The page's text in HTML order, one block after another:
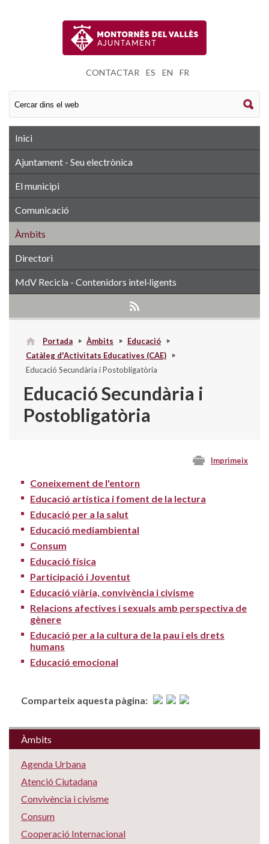
CONTACTAR ES EN FR
Inici
Ajuntament - Seu electrònica
El municipi
Comunicació
Àmbits
Directori
MdV Recicla - Contenidors intel·ligents
Portada Àmbits
Educació
Catàleg d'Activitats Educatives (CAE)
Educació Secundària i Postobligatòria
Educació Secundària i
Postobligatòria
Imprimeix
Coneixement de l'entorn
Educació artística i foment de la lectura
Educació per a la salut
Educació mediambiental
Consum
Educació física
Participació i Joventut
Educació viària, convivència i civisme
Relacions afectives i sexuals amb perspectiva de
gènere
Educació per a la cultura de la pau i els drets
humans
Educació emocional
Comparteix aquesta pàgina:
Àmbits
Agenda Urbana
Atenció Ciutadana
Convivència i civisme
Consum
Cooperació Internacional